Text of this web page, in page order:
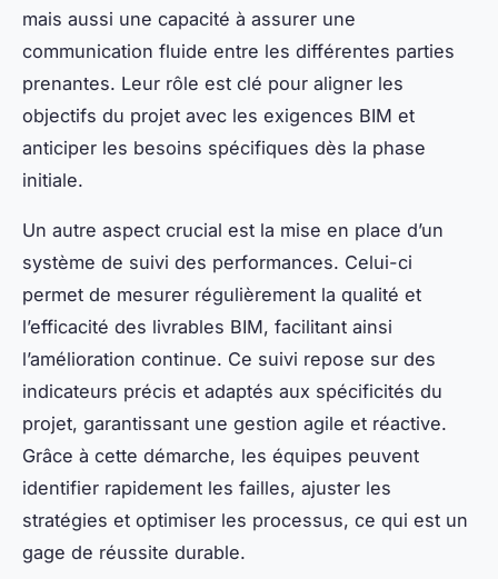
mais aussi une capacité à assurer une
communication fluide entre les différentes parties
prenantes. Leur rôle est clé pour aligner les
objectifs du projet avec les exigences BIM et
anticiper les besoins spécifiques dès la phase
initiale.
Un autre aspect crucial est la mise en place d’un
système de suivi des performances. Celui-ci
permet de mesurer régulièrement la qualité et
l’efficacité des livrables BIM, facilitant ainsi
l’amélioration continue. Ce suivi repose sur des
indicateurs précis et adaptés aux spécificités du
projet, garantissant une gestion agile et réactive.
Grâce à cette démarche, les équipes peuvent
identifier rapidement les failles, ajuster les
stratégies et optimiser les processus, ce qui est un
gage de réussite durable.